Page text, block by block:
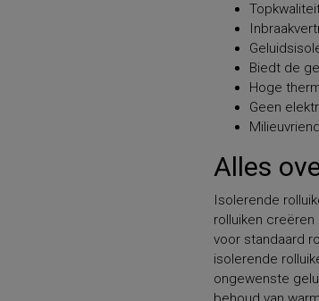
Biedt de
Hoge
Geen
Alles
Isolerende
rolluiken
voor standaard
isolerende
ongewenste